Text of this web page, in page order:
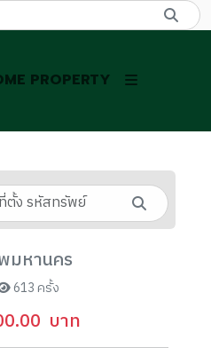
PROPERTY
มหานคร
613 ครั้ง
บาท